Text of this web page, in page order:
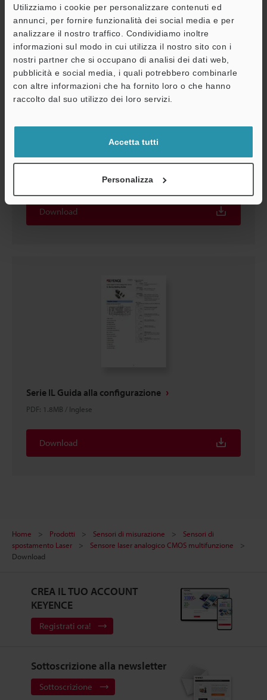
Utilizziamo i cookie per personalizzare contenuti ed
annunci, per fornire funzionalità dei social media e per
analizzare il nostro traffico. Condividiamo inoltre
informazioni sul modo in cui utilizza il nostro sito con i
nostri partner che si occupano di analisi dei dati web,
pubblicità e social media, i quali potrebbero combinarle
con altre informazioni che ha fornito loro o che hanno
raccolto dal suo utilizzo dei loro servizi.
Accetta tutti
Personalizza
Serie IL Manuale di Istruzioni
Download
Serie IL Guida alla configurazione
PDF: 1.8MB / Inglese
Download
Home Prodotti Sensori di misurazione
Sensori di
spostamento Laser
Sensore laser analogico CMOS multifunzione
Download
CREA IL TUO ACCOUNT
KEYENCE
Registrati ora!
Sottoscrizione alla newsletter
Sottoscrizione